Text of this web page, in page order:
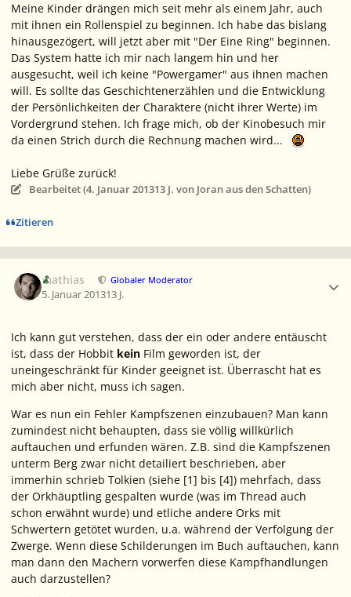
Meine Kinder drängen mich seit mehr als einem Jahr, auch
mit ihnen ein Rollenspiel zu beginnen. Ich habe das bislang
hinausgezögert, will jetzt aber mit "Der Eine Ring" beginnen.
Das System hatte ich mir nach langem hin und her
ausgesucht, weil ich keine "Powergamer" aus ihnen machen
will. Es sollte das Geschichtenerzählen und die Entwicklung
der Persönlichkeiten der Charaktere (nicht ihrer Werte) im
Vordergrund stehen. Ich frage mich, ob der Kinobesuch mir
da einen Strich durch die Rechnung machen wird...
Liebe Grüße zurück!
Bearbeitet (4. Januar 201313 J. von Joran aus den Schatten)
Zitieren
mathias Globaler Moderator
5. Januar 201313 J.
Ich kann gut verstehen, dass der ein oder andere entäuscht
ist, dass der Hobbit kein Film geworden ist, der
uneingeschränkt für Kinder geeignet ist. Überrascht hat es
mich aber nicht, muss ich sagen.
War es nun ein Fehler Kampfszenen einzubauen? Man kann
zumindest nicht behaupten, dass sie völlig willkürlich
auftauchen und erfunden wären. Z.B. sind die Kampfszenen
unterm Berg zwar nicht detailiert beschrieben, aber
immerhin schrieb Tolkien (siehe [1] bis [4]) mehrfach, dass
der Orkhäuptling gespalten wurde (was im Thread auch
schon erwähnt wurde) und etliche andere Orks mit
Schwertern getötet wurden, u.a. während der Verfolgung der
Zwerge. Wenn diese Schilderungen im Buch auftauchen, kann
man dann den Machern vorwerfen diese Kampfhandlungen
auch darzustellen?